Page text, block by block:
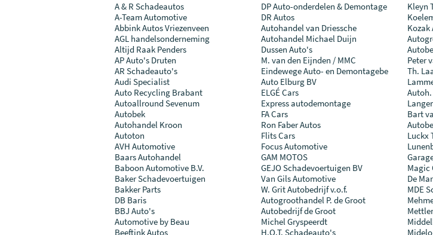
A & R Schadeautos
A-Team Automotive
Abbink Autos Vriezenveen
AGL handelsonderneming
Altijd Raak Penders
AP Auto's Druten
AR Schadeauto's
Audi Specialist
Auto Recycling Brabant
Autoallround Sevenum
Autobek
Autohandel Kroon
Autoton
AVH Automotive
Baars Autohandel
Baboon Automotive B.V.
Baker Schadevoertuigen
Bakker Parts
DB Baris
BBJ Auto's
Automotive by Beau
Beeftink Autos
DP Auto-onderdelen & Demontage
DR Autos
Autohandel van Driessche
Autohandel Michael Duijn
Dussen Auto's
M. van den Eijnden / MMC
Eindewege Auto- en Demontagebe
Auto Elburg BV
ELGÉ Cars
Express autodemontage
FA Cars
Ron Faber Autos
Flits Cars
Focus Automotive
GAM MOTOS
GEJO Schadevoertuigen BV
Van Gils Automotive
W. Grit Autobedrijf v.o.f.
Autogroothandel P. de Groot
Autobedrijf de Groot
Michel Gryspeerdt
H.O.T. Schadeauto's
Kleyn
Kozak
Peter
Th.
Bart
Luckx
Magic
De
MDE
Midelo